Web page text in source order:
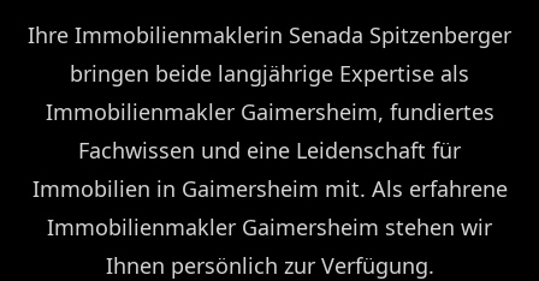
Ihre Immobilienmaklerin Senada Spitzenberger
bringen beide langjährige Expertise als
Immobilienmakler Gaimersheim, fundiertes
Fachwissen und eine Leidenschaft für
Immobilien in Gaimersheim mit. Als erfahrene
Immobilienmakler Gaimersheim stehen wir
Ihnen persönlich zur Verfügung.